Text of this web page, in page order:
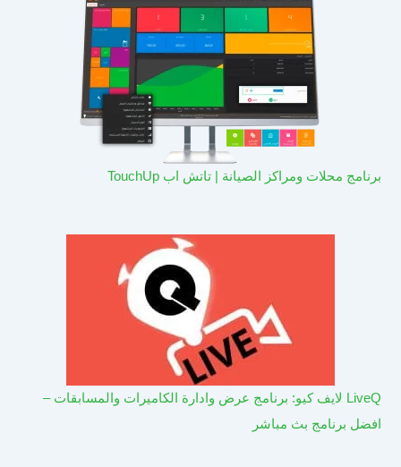
برنامج محلات ومراكز الصيانة | تاتش اب TouchUp
LiveQ لايف كيو: برنامج عرض وادارة الكاميرات والمسابقات –
افضل برنامج بث مباشر